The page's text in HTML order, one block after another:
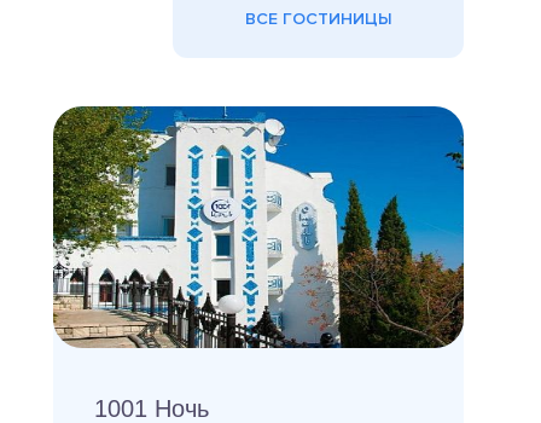
ВСЕ ГОСТИНИЦЫ
1001 Ночь